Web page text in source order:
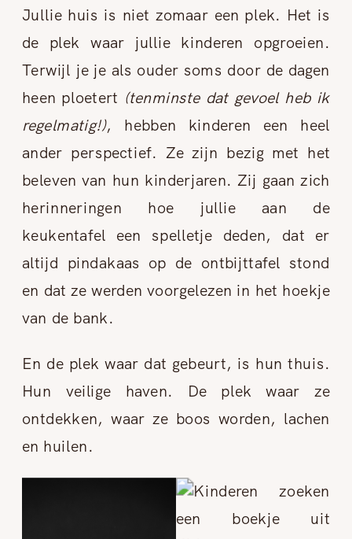
Jullie huis is niet zomaar een plek. Het is
de plek waar jullie kinderen opgroeien.
Terwijl je je als ouder soms door de dagen
heen ploetert (tenminste dat gevoel heb ik
regelmatig!), hebben kinderen een heel
ander perspectief. Ze zijn bezig met het
beleven van hun kinderjaren. Zij gaan zich
herinneringen hoe jullie aan de
keukentafel een spelletje deden, dat er
altijd pindakaas op de ontbijttafel stond
en dat ze werden voorgelezen in het hoekje
van de bank.
En de plek waar dat gebeurt, is hun thuis.
Hun veilige haven. De plek waar ze
ontdekken, waar ze boos worden, lachen
en huilen.